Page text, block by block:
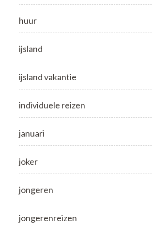
huur
ijsland
ijsland vakantie
individuele reizen
januari
joker
jongeren
jongerenreizen